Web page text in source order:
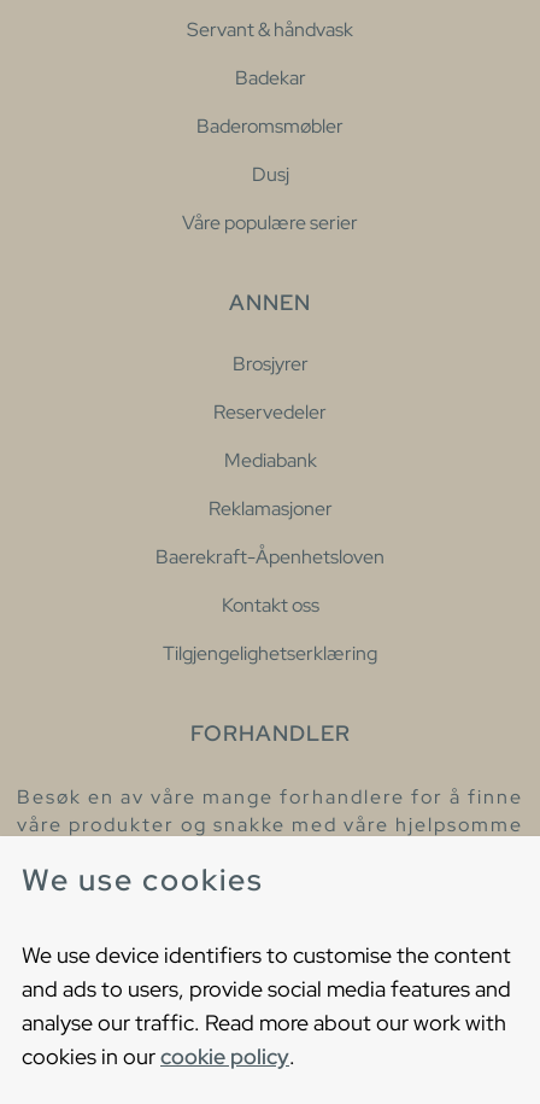
We use cookies
We use device identifiers to customise the content
and ads to users, provide social media features and
analyse our traffic. Read more about our work with
cookies in ourcookie policy.
Servant & håndvask
Badekar
Baderomsmøbler
Dusj
Våre populære serier
ANNEN
Brosjyrer
Reservedeler
Mediabank
Reklamasjoner
Baerekraft-Åpenhetsloven
Kontakt oss
Tilgjengelighetserklæring
FORHANDLER
Besøk en av våre mange forhandlere for å finne
våre produkter og snakke med våre hjelpsomme